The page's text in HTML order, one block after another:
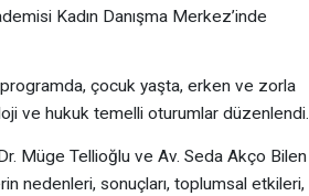
Kadın Danışma Merkez’inde
programda, çocuk yaşta, erken ve zorla
ve hukuk temelli oturumlar düzenlendi.
Müge Tellioğlu ve Av. Seda Akço Bilen
nedenleri, sonuçları, toplumsal etkileri,